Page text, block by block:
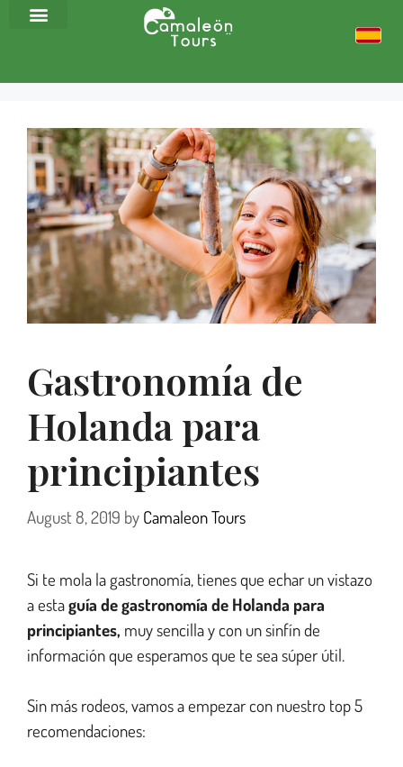
Gastronomía de
Holanda para
principiantes
August 8, 2019 by Camaleon Tours
Si te mola la gastronomía, tienes que echar un vistazo
a estaguía de gastronomía de Holanda para
principiantes, muy sencilla ycon un sinfín de
información que esperamos que te sea súper útil.
Sin más rodeos, vamos a empezar con nuestro top 5
recomendaciones: